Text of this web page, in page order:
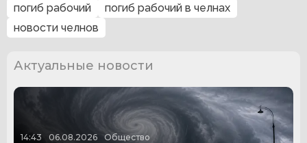
погиб рабочий
погиб рабочий в челнах
новости челнов
Актуальные новости
14:43 06.08.2026 Общество